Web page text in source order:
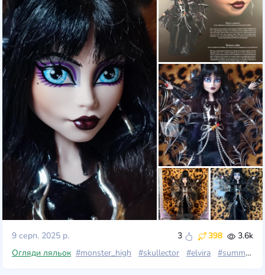
9 серп. 2025 р. 3 398
3.6k
Огляди ляльок #monster_high #skullector #elvira #summary_review